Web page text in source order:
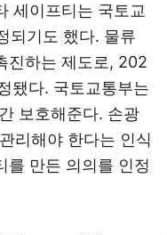
세이프티는 국토교
되기도 했다. 물류
진하는 제도로, 202
됐다. 국토교통부는
보호해준다. 손광
리해야 한다는 인식
를 만든 의의를 인정